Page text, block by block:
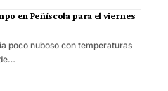
en Peñíscola para el viernes
poco nuboso con temperaturas